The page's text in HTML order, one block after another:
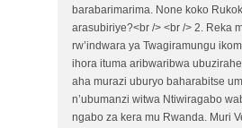
barabarimarima. None koko
arasubiriye?<br /> <br /> 2. Reka
rw’indwara ya Twagiramungu
ihora ituma aribwaribwa
aha murazi uburyo baharabitse
n’ubumanzi witwa Ntiwiragabo
ngabo za kera mu Rwanda. Muri